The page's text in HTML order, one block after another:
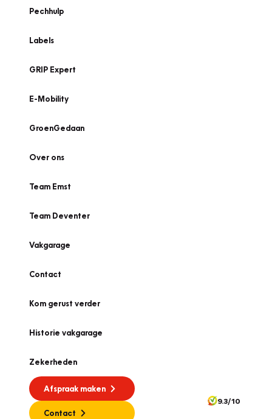
Pechhulp
Labels
GRIP Expert
E-Mobility
GroenGedaan
Over ons
Team Emst
Team Deventer
Vakgarage
Contact
Kom gerust verder
Historie vakgarage
Zekerheden
Afspraak maken
Contact
9.3/10